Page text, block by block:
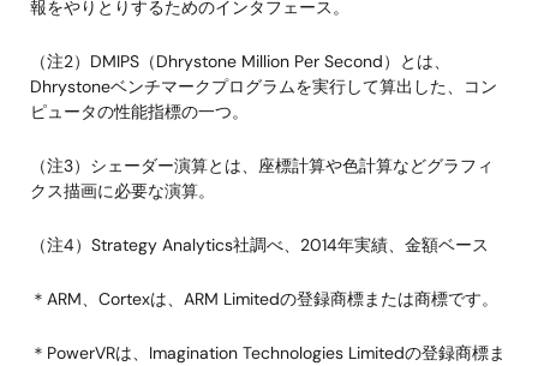
報をやりとりするためのインタフェース。
（注2）DMIPS（Dhrystone Million Per Second）とは、
Dhrystoneベンチマークプログラムを実行して算出した、コン
ピュータの性能指標の一つ。
（注3）シェーダー演算とは、座標計算や色計算などグラフィ
クス描画に必要な演算。
（注4）Strategy Analytics社調べ、2014年実績、金額ベース
＊ARM、Cortexは、ARM Limitedの登録商標または商標です。
＊PowerVRは、Imagination Technologies Limitedの登録商標ま